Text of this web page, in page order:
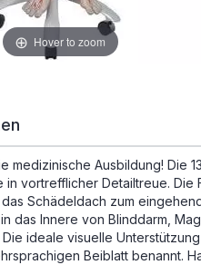
Hover to zoom
medizinische Ausbildung! Die
vortrefflicher Detailtreue.
Schädeldach zum
das Innere von Blinddarm,
ideale visuelle
Beiblatt benannt.